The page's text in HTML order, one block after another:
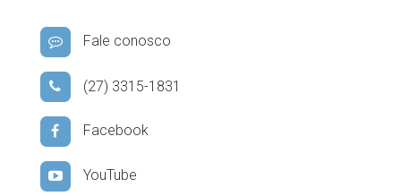
Fale conosco
(27) 3315-1831
Facebook
YouTube